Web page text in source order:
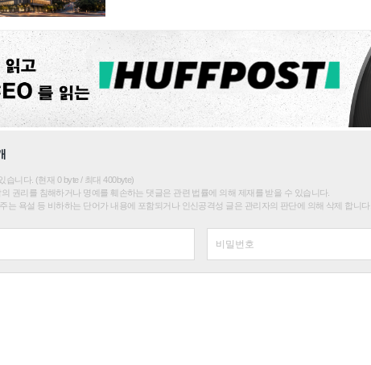
습니다. (현재 0 byte / 최대 400byte)
권리를 침해하거나 명예를 훼손하는 댓글은 관련 법률에 의해 제재를 받을 수 있습니다.
는 욕설 등 비하하는 단어가 내용에 포함되거나 인신공격성 글은 관리자의 판단에 의해 삭제 합니다.